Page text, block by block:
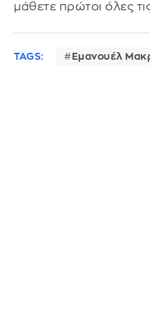
μάθετε πρώτοι όλες
TAGS: Εμανουέλ